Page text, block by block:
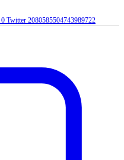
0 Twitter 2080585504743989722